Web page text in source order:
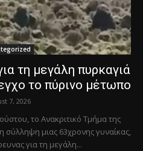
τη μεγάλη πυρκαγιά
το πύρινο μέτωπο
7, 2026
το Ανακριτικό Τμήμα της
μιας 63χρονης γυναίκας,
για τη μεγάλη...